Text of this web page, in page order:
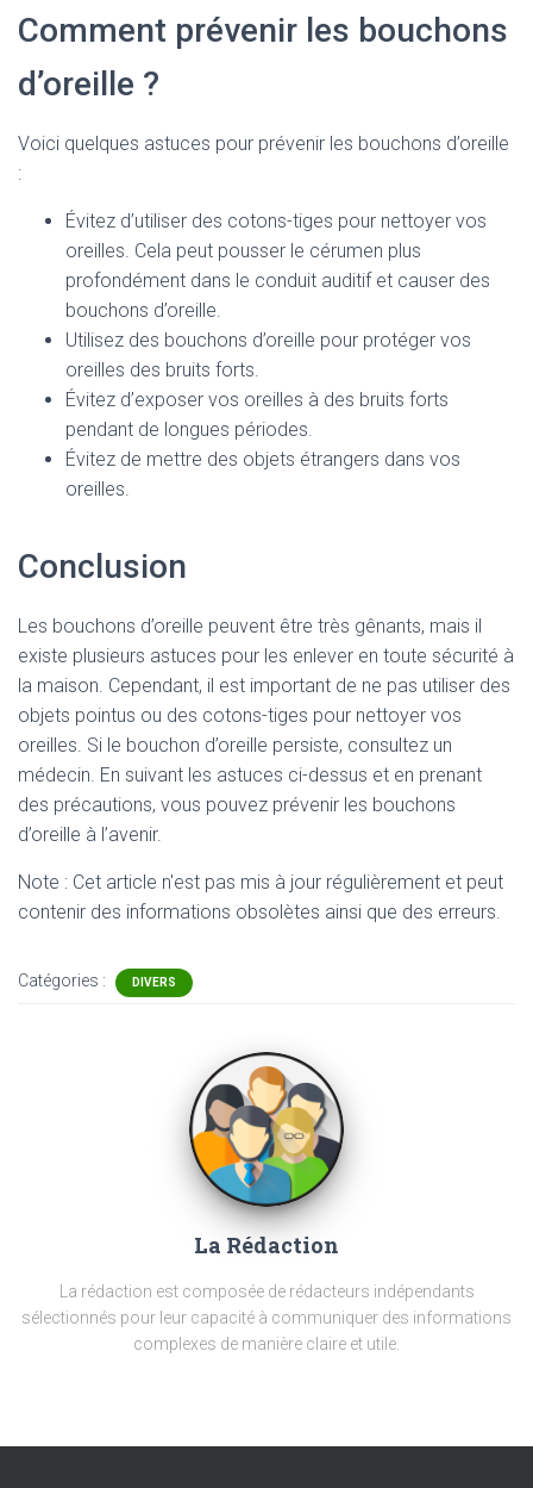
Comment prévenir les bouchons
d’oreille ?
Voici quelques astuces pour prévenir les bouchons d’oreille
:
Évitez d’utiliser des cotons-tiges pour nettoyer vos
oreilles. Cela peut pousser le cérumen plus
profondément dans le conduit auditif et causer des
bouchons d’oreille.
Utilisez des bouchons d’oreille pour protéger vos
oreilles des bruits forts.
Évitez d’exposer vos oreilles à des bruits forts
pendant de longues périodes.
Évitez de mettre des objets étrangers dans vos
oreilles.
Conclusion
Les bouchons d’oreille peuvent être très gênants, mais il
existe plusieurs astuces pour les enlever en toute sécurité à
la maison. Cependant, il est important de ne pas utiliser des
objets pointus ou des cotons-tiges pour nettoyer vos
oreilles. Si le bouchon d’oreille persiste, consultez un
médecin. En suivant les astuces ci-dessus et en prenant
des précautions, vous pouvez prévenir les bouchons
d’oreille à l’avenir.
Note : Cet article n'est pas mis à jour régulièrement et peut
contenir des informations obsolètes ainsi que des erreurs.
Catégories : DIVERS
La Rédaction
La rédaction est composée de rédacteurs indépendants
sélectionnés pour leur capacité à communiquer des informations
complexes de manière claire et utile.